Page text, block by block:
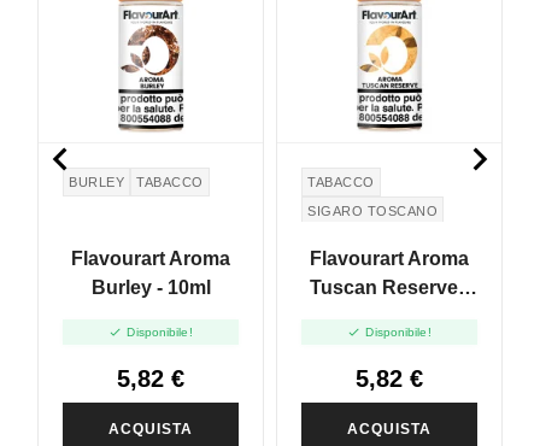
BURLEY TABACCO
Flavourart Aroma
Burley - 10ml
 Disponibile!
5,82 €
ACQUISTA
TABACCO
SIGARO TOSCANO
Flavourart Aroma
Tuscan Reserve -
 Disponibile!
5,82 €
ACQUISTA
 